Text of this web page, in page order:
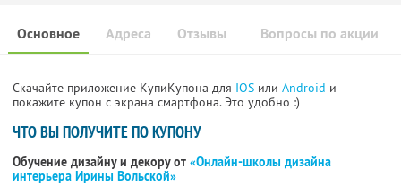
Основное Отзывы Вопросы по акции
Адреса
Скачайте приложение КупиКупона для IOS или Android и
покажите купон с экрана смартфона. Это удобно :)
ЧТО ВЫ ПОЛУЧИТЕ ПО КУПОНУ
Обучение дизайну и декору от «Онлайн-школы дизайна
интерьера Ирины Вольской»